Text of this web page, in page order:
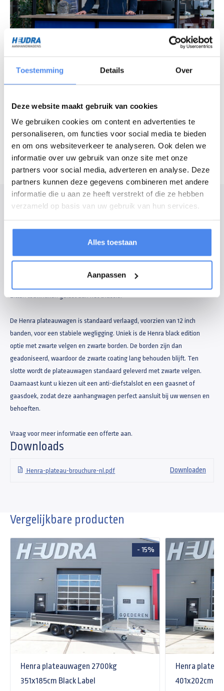
Toestemming Details Over
Deze website maakt gebruik van cookies
We gebruiken cookies om content en advertenties te
personaliseren, om functies voor social media te bieden
en om ons websiteverkeer te analyseren. Ook delen we
informatie over uw gebruik van onze site met onze
partners voor social media, adverteren en analyse. Deze
partners kunnen deze gegevens combineren met andere
informatie die u aan ze heeft verstrekt of die ze hebben
verzameld op basis van uw gebruik van hun services.
Alles toestaan
Aanpassen
Chat met onze experts
Openingstijden
Modelomschrijving
sterke chassis bestaat uit veel dwarskokers voor een optimale
ondersteuning van de laadvloer. De soepele en sterke spansluitingen zijn
geïntegreerd in de aluminium borden van de aanhangwagen. De
De Henra plateauwagen is standaard verlaagd, voorzien van 12 inch
banden, voor een stabiele wegligging. Uniek is de Henra black edition
optie met zwarte velgen en zwarte borden. De borden zijn dan
geadoniseerd, waardoor de zwarte coating lang behouden blijft. Ten
slotte wordt de plateauwagen standaard geleverd met zwarte velgen.
Daarnaast kunt u kiezen uit een anti-diefstalslot en een gaasnet of
gaasdoek, zodat deze aanhangwagen perfect aansluit bij uw wensen en
behoeften.
Vraag voor meer informatie een offerte aan.
Downloads
Henra-plateau-brouchure-nl.pdf Downloaden
Vergelijkbare producten
- 15%
Henra plateauwagen 2700kg
351x185cm Black Label
Henra
401x202cm